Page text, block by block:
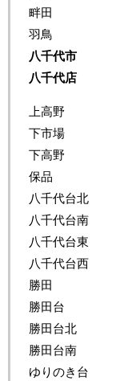
畔田
羽鳥
八千代市
八千代店
上高野
下市場
下高野
保品
八千代台北
八千代台南
八千代台東
八千代台西
勝田
勝田台
勝田台北
勝田台南
ゆりのき台